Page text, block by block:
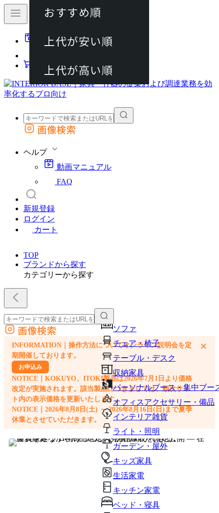
動画マニュアル
カート
外部サイトの商品をカートに追加
画像検索
ヘルプ
動画マニュアル
FAQ
新規登録
ログイン
カート
TOP
ブランドから探す
カテゴリーから探す
ソファ
チェア・椅子
テーブル・デスク
収納家具
パーソナルブース・集中ブー
オフィスアクセサリー・備品
インテリア雑貨
ライト・照明
ガーデン・屋外
キッズ家具
生活家電
キッチン家電
ベッド・寝具
外部サイトの商品をカートに追加
他のサイトで見つけた商品ページのURLを貼り付けて、カートに追加できます
画像検索
INFORMATION｜操作方法についてオンライン説明会を定
期開催しております。
お申込み
NOTICE｜KOKUYO、ITOKI製品は2026年7月1日より価格
改定が実施されます。該当製品につきましては、順次サイ
ト内の表示価格を更新いたします。
NOTICE｜2026年8月8日(土) ～ 2026年8月16日(日)まで夏季
休業とさせていただきます。
×
おすすめ順
上代が安い順
上代が高い順